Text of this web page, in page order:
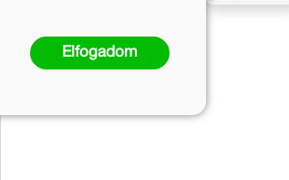
Elfogadom